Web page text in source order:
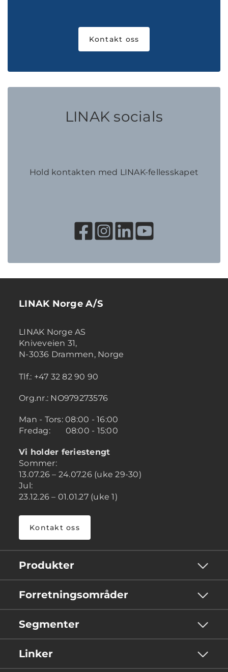
Kontakt oss
LINAK socials
Hold kontakten med LINAK-fellesskapet
LINAK Norge A/S
LINAK Norge AS
Kniveveien 31,
N-3036 Drammen, Norge
Tlf.: +47 32 82 90 90
Org.nr.: NO979273576
Man - Tors: 08:00 - 16:00
Fredag: 08:00 - 15:00
Vi holder feriestengt
Sommer:
13.07.26 – 24.07.26 (uke 29-30)
Jul:
23.12.26 – 01.01.27 (uke 1)
Kontakt oss
Produkter
Forretningsområder
Segmenter
Linker